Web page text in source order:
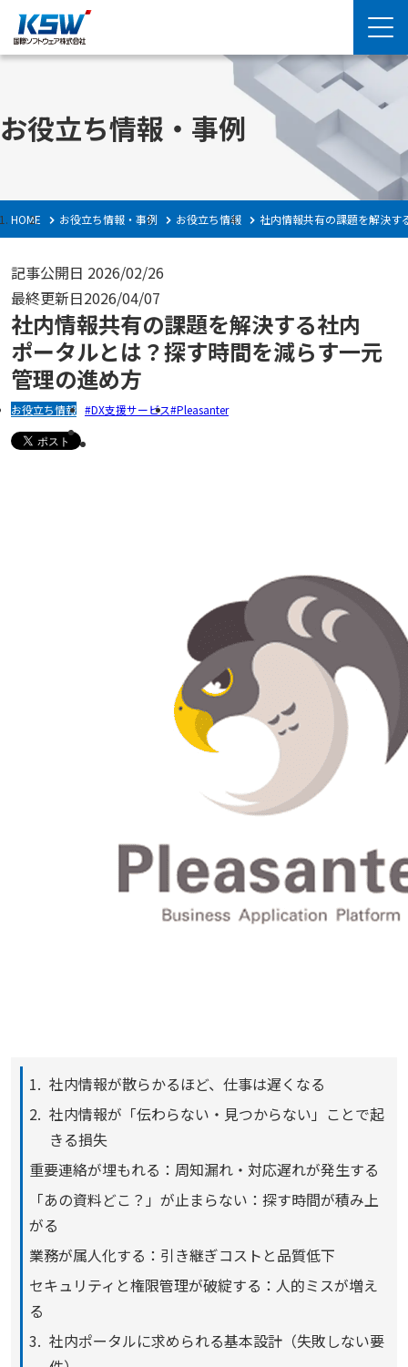
お役立ち情報・事例
HOME お役立ち情報・事例 お役立ち情報 社内情報共有の課題を解決す
記事公開日 2026/02/26
最終更新日2026/04/07
社内情報共有の課題を解決する社内
ポータルとは？探す時間を減らす一元
管理の進め方
お役立ち情報 DX支援サービス Pleasanter
社内情報が散らかるほど、仕事は遅くなる
社内情報が「伝わらない・見つからない」ことで起
きる損失
重要連絡が埋もれる：周知漏れ・対応遅れが発生する
「あの資料どこ？」が止まらない：探す時間が積み上
がる
業務が属人化する：引き継ぎコストと品質低下
セキュリティと権限管理が破綻する：人的ミスが増え
る
社内ポータルに求められる基本設計（失敗しない要